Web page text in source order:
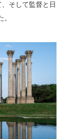
そして監督と日